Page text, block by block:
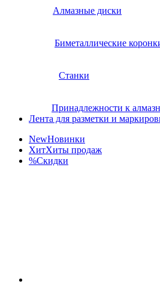
Алмазные диски
Биметаллические
Станки
Принадлежности к
Лента для разметки и
NewНовинки
ХитХиты продаж
%Скидки